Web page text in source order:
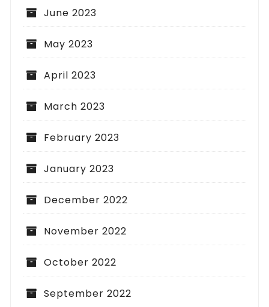
June 2023
May 2023
April 2023
March 2023
February 2023
January 2023
December 2022
November 2022
October 2022
September 2022